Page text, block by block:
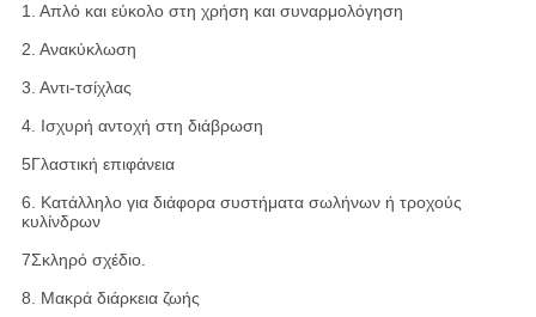
1. Απλό και εύκολο στη χρήση και συναρμολόγηση
2. Ανακύκλωση
3. Αντι-τσίχλας
4. Ισχυρή αντοχή στη διάβρωση
5Γλαστική επιφάνεια
6. Κατάλληλο για διάφορα συστήματα σωλήνων ή τροχούς
κυλίνδρων
7Σκληρό σχέδιο.
8. Μακρά διάρκεια ζωής